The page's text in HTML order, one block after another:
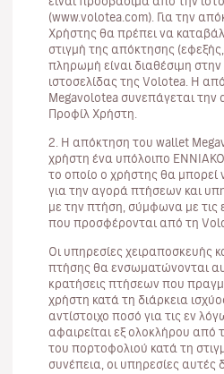
(www.volotea.com). Για την
Χρήστης θα πρέπει να
στιγμή της απόκτησης
πληρωμή είναι διαθέσιμη
ιστοσελίδας της Volotea. Η
Megavolotea συνεπάγεται
Προφίλ Χρήστη.
2. Η απόκτηση του wallet
χρήστη ένα υπόλοιπο
το οποίο ο χρήστης θα μπορεί
για την αγορά πτήσεων και
με την πτήση, σύμφωνα με τις
που προσφέρονται από τη
Οι υπηρεσίες χειραποσκευής
πτήσης θα ενσωματώνονται
κρατήσεις πτήσεων που
χρήστη κατά τη διάρκεια
αντίστοιχο ποσό για τις εν
αφαιρείται εξ ολοκλήρου από
του πορτοφολιού κατά τη
συνέπεια, οι υπηρεσίες αυτές